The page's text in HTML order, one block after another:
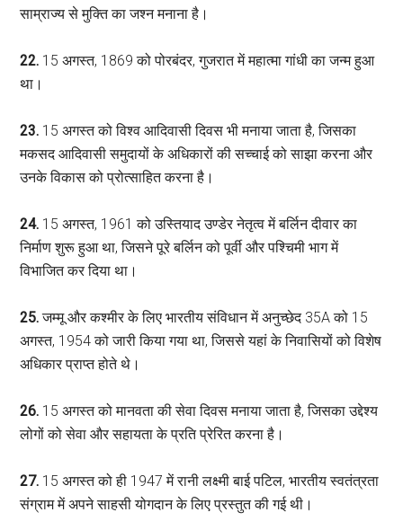
साम्राज्य से मुक्ति का जश्न मनाना है।
22. 15 अगस्त, 1869 को पोरबंदर, गुजरात में महात्मा गांधी का जन्म हुआ
था।
23. 15 अगस्त को विश्व आदिवासी दिवस भी मनाया जाता है, जिसका
मकसद आदिवासी समुदायों के अधिकारों की सच्चाई को साझा करना और
उनके विकास को प्रोत्साहित करना है।
24. 15 अगस्त, 1961 को उस्तियाद उण्डेर नेतृत्व में बर्लिन दीवार का
निर्माण शुरू हुआ था, जिसने पूरे बर्लिन को पूर्वी और पश्चिमी भाग में
विभाजित कर दिया था।
25.जम्मू और कश्मीर के लिए भारतीय संविधान में अनुच्छेद 35A को 15
अगस्त, 1954 को जारी किया गया था, जिससे यहां के निवासियों को विशेष
अधिकार प्राप्त होते थे।
26. 15 अगस्त को मानवता की सेवा दिवस मनाया जाता है, जिसका उद्देश्य
लोगों को सेवा और सहायता के प्रति प्रेरित करना है।
27. 15 अगस्त को ही 1947 में रानी लक्ष्मी बाई पटिल, भारतीय स्वतंत्रता
संग्राम में अपने साहसी योगदान के लिए प्रस्तुत की गई थी।